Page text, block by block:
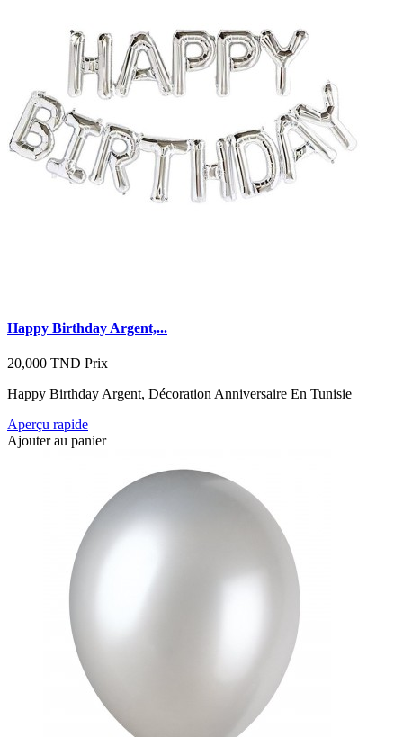
Happy Birthday Argent,...
20,000 TND Prix
Happy Birthday Argent, Décoration Anniversaire En Tunisie
Aperçu rapide
Ajouter au panier